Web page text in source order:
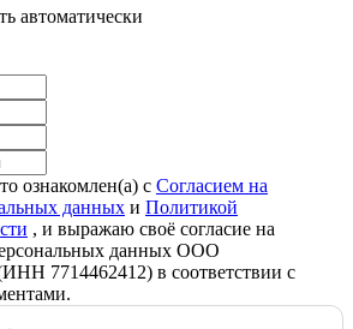
автоматически
ознакомлен(а) с Согласием на
данных и Политикой
, и выражаю своё согласие на
данных ООО
7714462412) в соответствии с